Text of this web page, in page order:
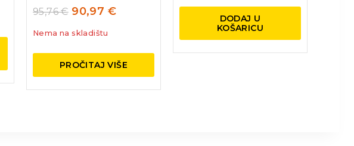
95,76€ 90,97 €
Nema na skladištu
PROČITAJ VIŠE
DODAJ U
KOŠARICU